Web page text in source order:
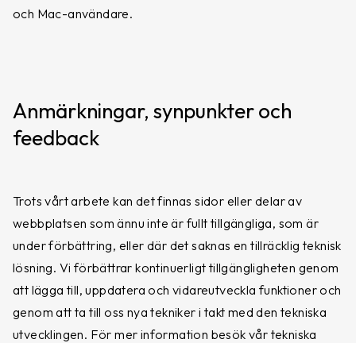
och Mac-användare.
Anmärkningar, synpunkter och
feedback
Trots vårt arbete kan det finnas sidor eller delar av
webbplatsen som ännu inte är fullt tillgängliga, som är
under förbättring, eller där det saknas en tillräcklig teknisk
lösning. Vi förbättrar kontinuerligt tillgängligheten genom
att lägga till, uppdatera och vidareutveckla funktioner och
genom att ta till oss nya tekniker i takt med den tekniska
utvecklingen. För mer information besök vår tekniska